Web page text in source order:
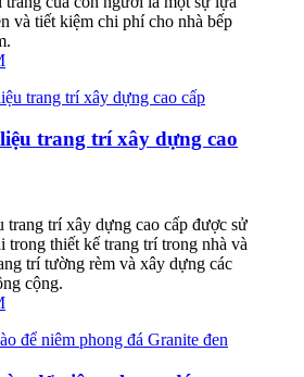
và tiết kiệm chi phí cho nhà bếp
trang trí xây dựng cao
trang trí xây dựng cao cấp được sử
trong thiết kế trang trí trong nhà và
trí tường rèm và xây dựng các
cộng.